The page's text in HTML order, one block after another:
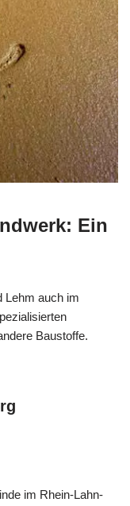
Ein
Lehm auch im
Baustoffe.
im Rhein-Lahn-